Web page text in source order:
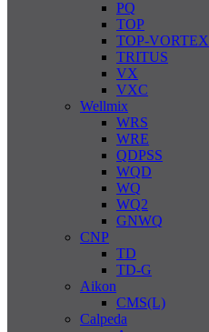
PQ
TOP
TOP-VORTEX
TRITUS
VX
VXC
Wellmix
WRS
WRE
QDPSS
WQD
WQ
WQ2
GNWQ
CNP
TD
TD-G
Aikon
CMS(L)
Calpeda